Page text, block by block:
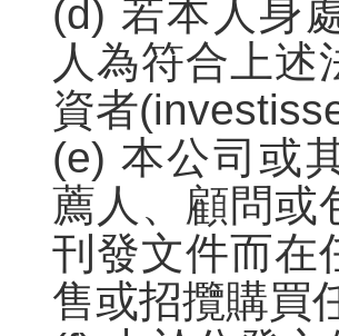
(d) 若本人身
人為符合上述
資者
(e) 本公司或
薦人、顧問或
刊發文件而在
售或招攬購買